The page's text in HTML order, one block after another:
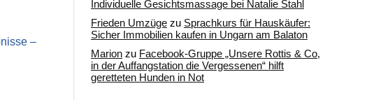
–
Individuelle Gesichtsmassage bei Natalie Stahl
Frieden Umzüge zu Sprachkurs für Hauskäufer:
Sicher Immobilien kaufen in Ungarn am Balaton
Marion zu Facebook-Gruppe „Unsere Rottis & Co,
in der Auffangstation die Vergessenen“ hilft
geretteten Hunden in Not